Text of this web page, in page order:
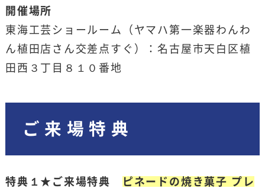
開催場所
東海工芸ショールーム（ヤマハ第一楽器わんわ
ん植田店さん交差点すぐ）：名古屋市天白区植
田西３丁目８１０番地
ご来場特典
特典１★ご来場特典
ピネードの焼き菓子 プレ